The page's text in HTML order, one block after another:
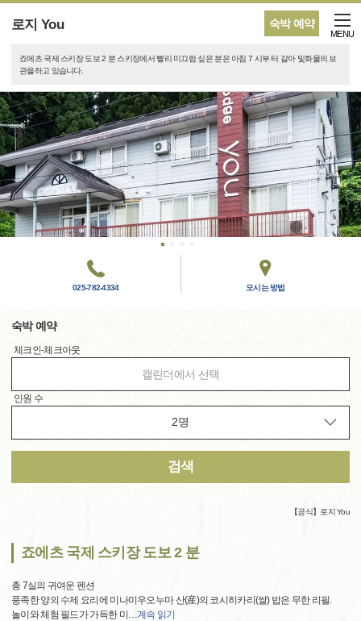
숙박 예약
로지 You
MENU
죠에츠 국제 스키장 도보 2 분 스키장에서 빨리 미끄럼 싶은 분은 아침 7 시부 터 갈아 및화물의 보
관을하고 있습니다.
025-782-4334 오시는 방법
숙박 예약
체크인-체크아웃
캘린더에서 선택
인원 수
검색
【공식】로지 You
죠에츠 국제 스키장 도보 2 분
총 7실의 귀여운 펜션
풍족한 양의 수제 요리에 미나미우오누마 산(産)의 코시히카리(쌀) 밥은 무한 리필.
놀이와 체험 필드가 가득한 미 …계속 읽기